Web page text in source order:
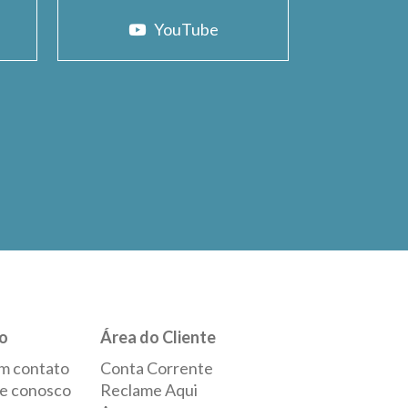
YouTube
contato
conosco
Área do Cliente
Conta Corrente
Reclame Aqui